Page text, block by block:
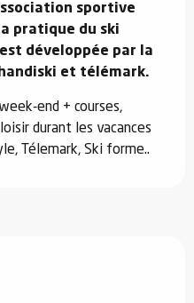
sportive
pratique du ski
développée par la
et télémark.
end + courses,
durant les vacances
Télemark, Ski forme..